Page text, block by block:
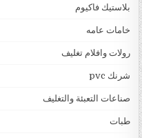
بلاستيك فاكيوم
خامات عامه
رولات وافلام تغليف
شرنك pvc
صناعات التعبئة والتغليف
طبات